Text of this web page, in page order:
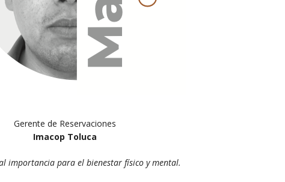
Gerente de Reservaciones
Imacop Toluca
importancia para el bienestar físico y mental.